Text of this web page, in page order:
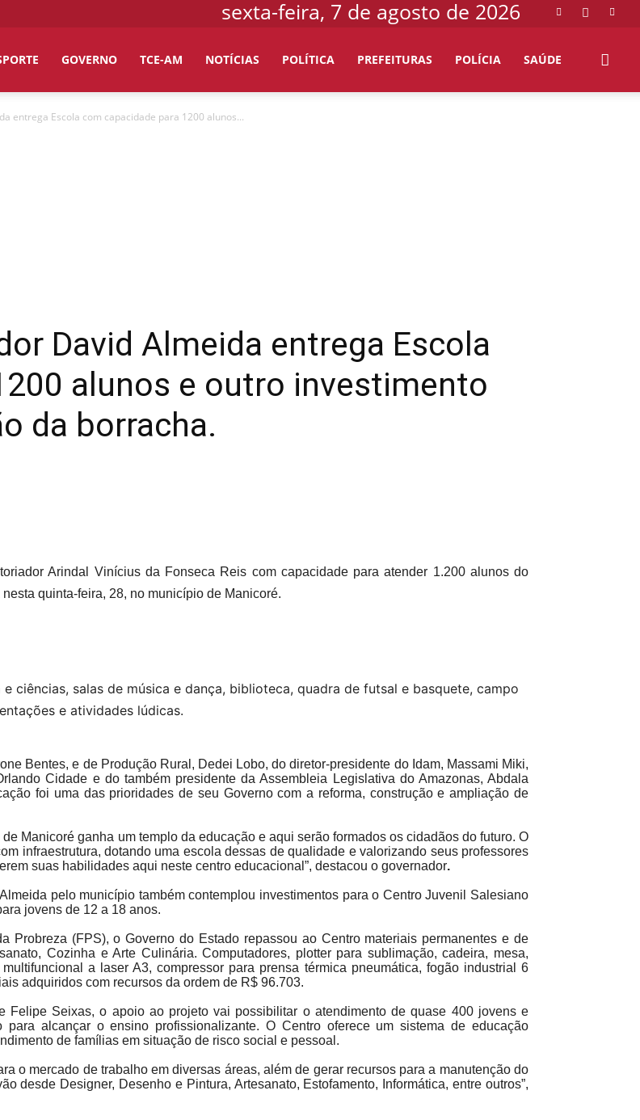
sexta-feira, 7 de agosto de 2026
GOVERNO TCE-AM NOTÍCIAS POLÍTICA PREFEITURAS POLÍCIA SAÚDE
entrega Escola com capacidade para 1200 alunos...
David Almeida entrega Escola
alunos e outro investimento
da borracha.
Arindal Vinícius da Fonseca Reis com capacidade para atender 1.200 alunos do
quinta-feira, 28, no município de Manicoré.
ciências, salas de música e dança, biblioteca, quadra de futsal e basquete, campo
e atividades lúdicas.
Bentes, e de Produção Rural, Dedei Lobo, do diretor-presidente do Idam, Massami Miki,
Cidade e do também presidente da Assembleia Legislativa do Amazonas, Abdala
foi uma das prioridades de seu Governo com a reforma, construção e ampliação de
Manicoré ganha um templo da educação e aqui serão formados os cidadãos do futuro. O
infraestrutura, dotando uma escola dessas de qualidade e valorizando seus professores
suas habilidades aqui neste centro educacional”, destacou o governador.
pelo município também contemplou investimentos para o Centro Juvenil Salesiano
jovens de 12 a 18 anos.
Probreza (FPS), o Governo do Estado repassou ao Centro materiais permanentes e de
Cozinha e Arte Culinária. Computadores, plotter para sublimação, cadeira, mesa,
a laser A3, compressor para prensa térmica pneumática, fogão industrial 6
adquiridos com recursos da ordem de R$ 96.703.
Felipe Seixas, o apoio ao projeto vai possibilitar o atendimento de quase 400 jovens e
alcançar o ensino profissionalizante. O Centro oferece um sistema de educação
de famílias em situação de risco social e pessoal.
o mercado de trabalho em diversas áreas, além de gerar recursos para a manutenção do
desde Designer, Desenho e Pintura, Artesanato, Estofamento, Informática, entre outros”,